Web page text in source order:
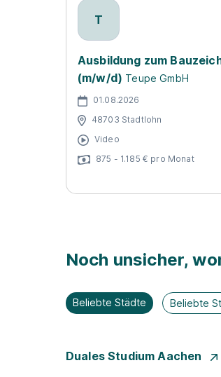
T
Ausbildung zum
(m/w/d) Teupe GmbH
01.08.2026
48703 Stadtlohn
Video
875 - 1.185 € pro Monat
Noch unsicher,
Beliebte Städte Beliebte
Duales Studium Aachen